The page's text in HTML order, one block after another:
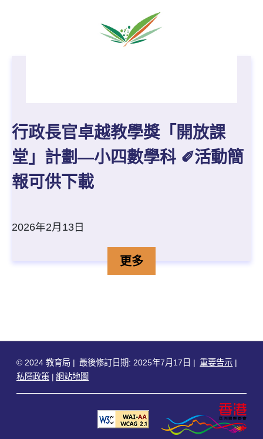
行政長官卓越教學獎「開放課
堂」計劃—小四數學科 ✐活動簡
報可供下載
2026年2月13日
行政長官卓越教學獎「開
更多詳情
© 2024 教育局 最後修訂日期: 2025年7月17日
重要告示
私隱政策
網站地圖